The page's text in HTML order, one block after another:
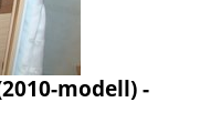
modell) -